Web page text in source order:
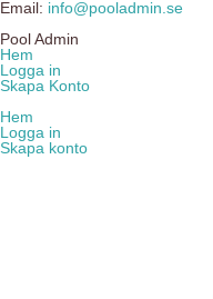
Email: info@pooladmin.se
Pool Admin
Hem
Logga in
Skapa Konto
Hem
Logga in
Skapa konto